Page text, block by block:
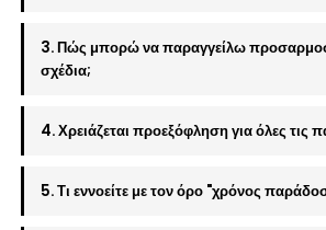
3. Πώς μπορώ να παραγγείλω
σχέδια;
4. Χρειάζεται προεξόφληση για όλες τις
5. Τι εννοείτε με τον όρο "χρόνος